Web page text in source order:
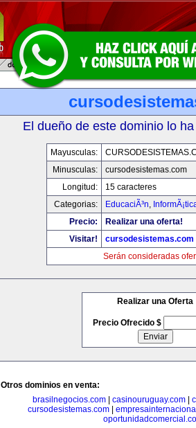
El dueño de este dominio lo
Mayusculas:
Minusculas:
cursodesistemas.com
Longitud:
15 caracteres
Categorias:
EducaciÃ³n,
Precio:
Realizar una oferta!
Visitar!
cursodesistemas.com
Serán consideradas
Realizar una Oferta
Precio Ofrecido $
Otros dominios en venta:
brasilnegocios.com| casinouruguay.com|
cursodesistemas.com